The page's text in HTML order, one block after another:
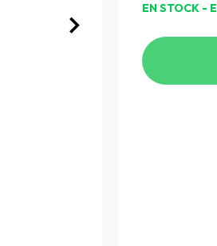
EN STOCK -